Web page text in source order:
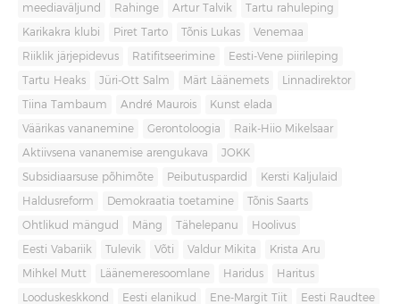
meediaväljund Rahinge Artur Talvik Tartu rahuleping
Karikakra klubi Piret Tarto Tõnis Lukas Venemaa
Riiklik järjepidevus Ratifitseerimine Eesti-Vene piirileping
Tartu Heaks Jüri-Ott Salm Märt Läänemets Linnadirektor
Tiina Tambaum André Maurois Kunst elada
Väärikas vananemine Gerontoloogia Raik-Hiio Mikelsaar
Aktiivsena vananemise arengukava JOKK
Subsidiaarsuse põhimõte Peibutuspardid Kersti Kaljulaid
Haldusreform Demokraatia toetamine Tõnis Saarts
Ohtlikud mängud Mäng Tähelepanu Hoolivus
Eesti Vabariik Tulevik Võti Valdur Mikita Krista Aru
Mihkel Mutt Läänemeresoomlane Haridus Haritus
Looduskeskkond Eesti elanikud Ene-Margit Tiit Eesti Raudtee